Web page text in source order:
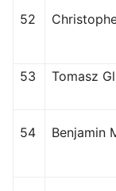
52
53 Tomasz
54 Benjamin